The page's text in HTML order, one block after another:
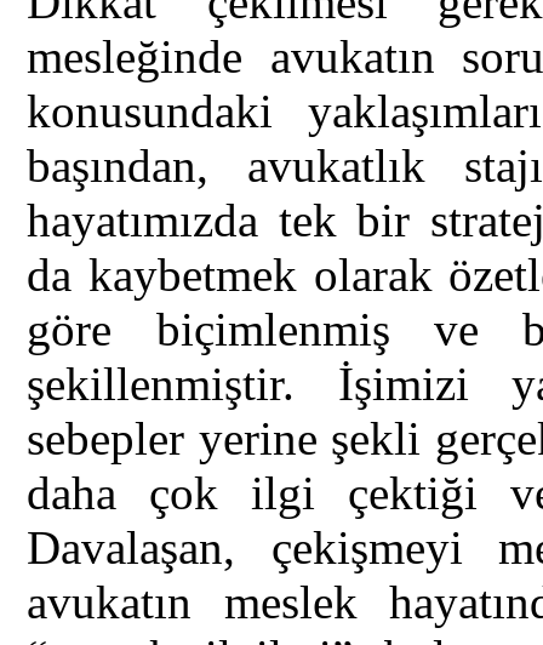
mesleğinde avukatın
konusundaki
başından, avukatlık
hayatımızda tek bir
da kaybetmek olarak
göre biçimlenmiş ve
şekillenmiştir. İşimizi
sebepler yerine şekli
daha çok ilgi çektiği ve
Davalaşan, çekişmeyi
avukatın meslek